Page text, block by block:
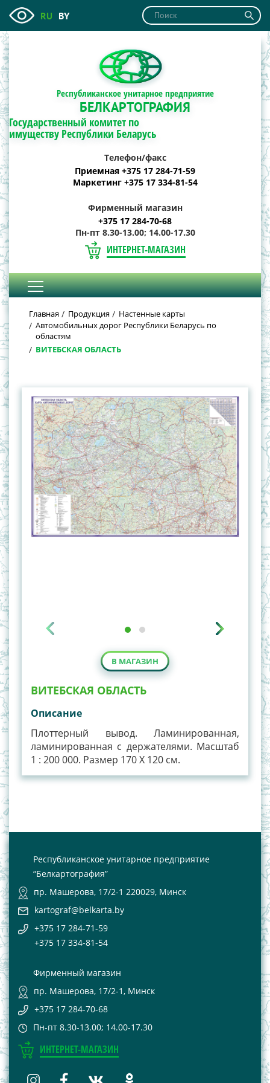
RU BY
Республиканское унитарное предприятие
БЕЛКАРТОГРАФИЯ
Государственный комитет по
имуществу Республики Беларусь
Телефон/факс
Приемная +375 17 284-71-59
Маркетинг +375 17 334-81-54
Фирменный магазин
+375 17 284-70-68
Пн-пт 8.30-13.00; 14.00-17.30
ИНТЕРНЕТ-МАГАЗИН
Главная Продукция
Настенные карты
Автомобильных дорог Республики Беларусь по
областям
ВИТЕБСКАЯ ОБЛАСТЬ
В МАГАЗИН
ВИТЕБСКАЯ ОБЛАСТЬ
Описание
Плоттерный вывод. Ламинированная,
ламинированная с держателями. Масштаб
1 : 200 000. Размер 170 Х 120 см.
Республиканское унитарное предприятие
“Белкартография”
пр. Машерова, 17/2-1 220029, Минск
kartograf@belkarta.by
+375 17 284-71-59
+375 17 334-81-54
Фирменный магазин
пр. Машерова, 17/2-1, Минск
+375 17 284-70-68
Пн-пт 8.30-13.00; 14.00-17.30
ИНТЕРНЕТ-МАГАЗИН